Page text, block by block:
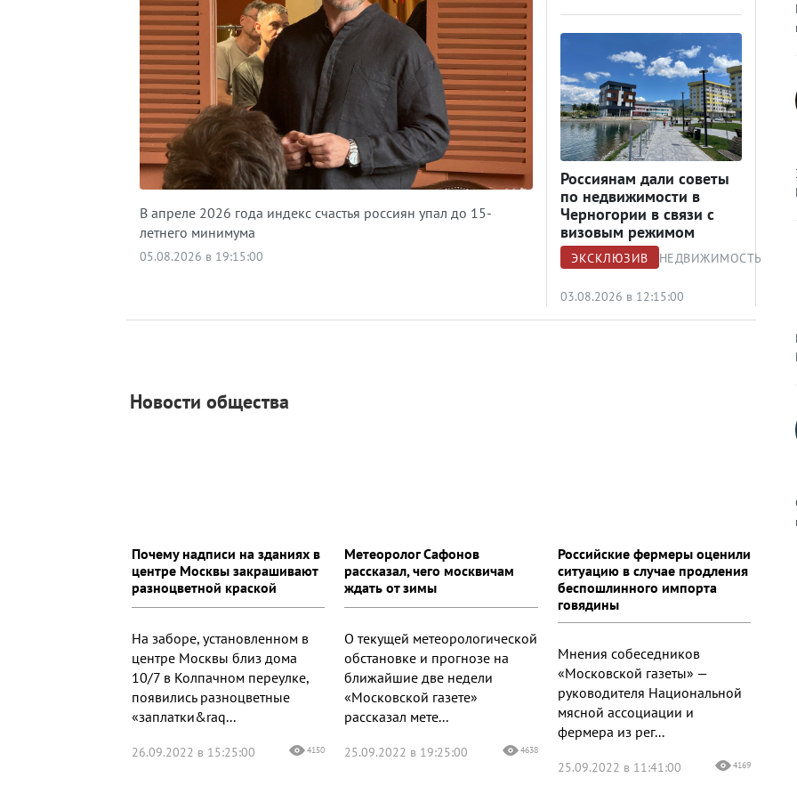
В апреле 2026 года индекс счастья россиян упал до 15-
летнего минимума
05.08.2026 в 19:15:00
Россиянам дали советы
по недвижимости в
Черногории в связи с
визовым режимом
ЭКСКЛЮЗИВ НЕДВИЖИМОСТЬ
03.08.2026 в 12:15:00
Новости общества
Почему надписи на зданиях в
центре Москвы закрашивают
разноцветной краской
На заборе, установленном в
центре Москвы близ дома
10/7 в Колпачном переулке,
появились разноцветные
«заплатки&raq...
26.09.2022 в 15:25:00 4150
Метеоролог Сафонов
рассказал, чего москвичам
ждать от зимы
О текущей метеорологической
обстановке и прогнозе на
ближайшие две недели
«Московской газете»
рассказал мете...
25.09.2022 в 19:25:00 4638
Российские фермеры оценили
ситуацию в случае продления
беспошлинного импорта
говядины
Мнения собеседников
«Московской газеты» —
руководителя Национальной
мясной ассоциации и
фермера из рег...
25.09.2022 в 11:41:00 4169